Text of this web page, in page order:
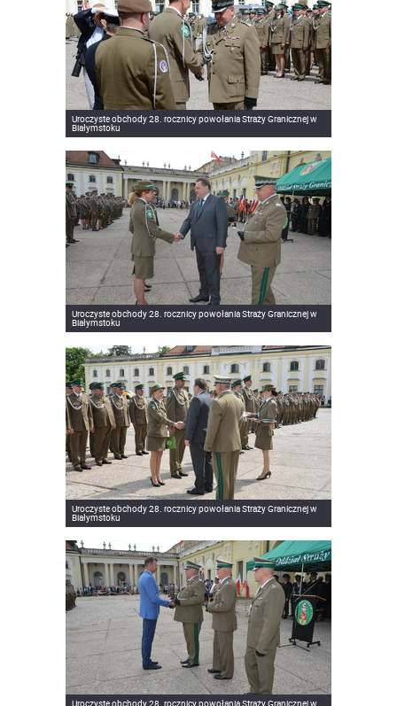
Uroczyste obchody 28. rocznicy powołania Straży Granicznej w
Białymstoku
Uroczyste obchody 28. rocznicy powołania Straży Granicznej w
Białymstoku
Uroczyste obchody 28. rocznicy powołania Straży Granicznej w
Białymstoku